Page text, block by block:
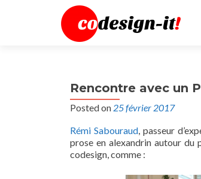
Rencontre avec un
Posted on 25 février 2017
Rémi Sabouraud, passeur
prose en alexandrin autour du
codesign, comme :